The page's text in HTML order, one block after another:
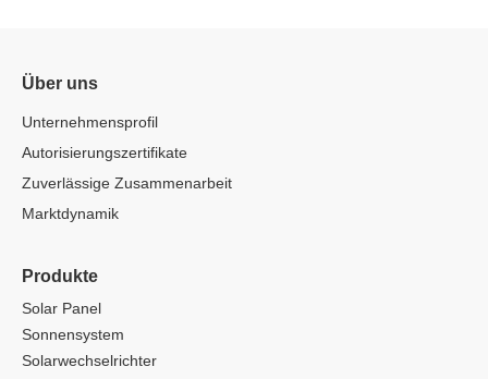
Über uns
Unternehmensprofil
Autorisierungszertifikate
Zuverlässige Zusammenarbeit
Marktdynamik
Produkte
Solar Panel
Sonnensystem
Solarwechselrichter